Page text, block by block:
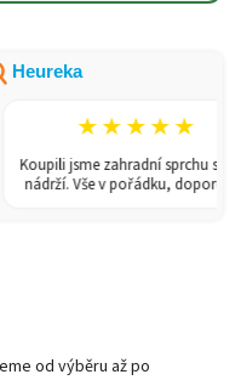
Heureka
★★★★★
Koupili jsme zahradní sprchu se 150l
nádrží. Vše v pořádku, doporučuji.
od výběru až po